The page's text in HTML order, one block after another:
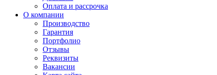
Оплата и рассрочка
О компании
Производство
Гарантия
Портфолио
Отзывы
Реквизиты
Вакансии